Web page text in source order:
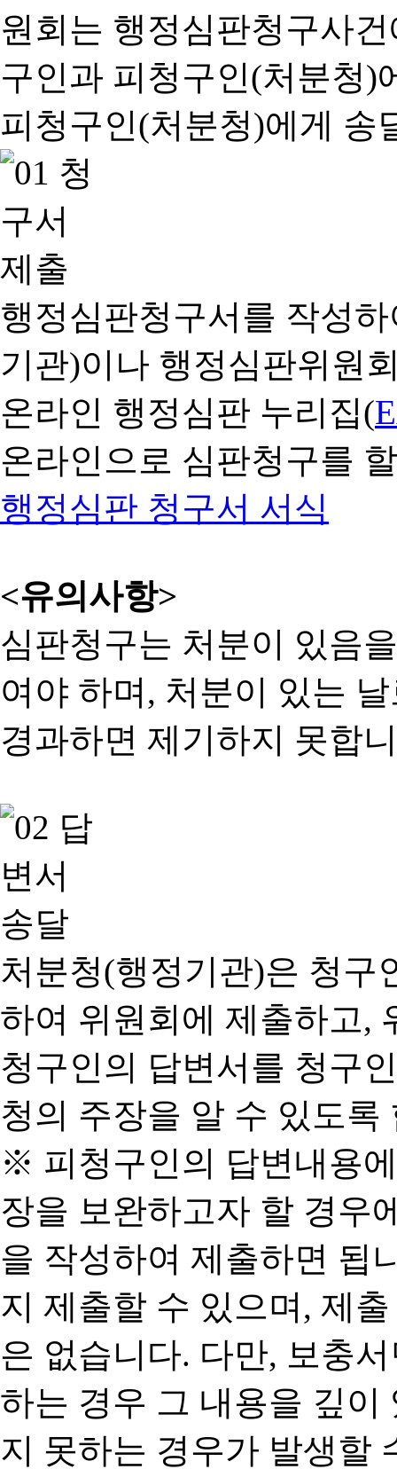
행정심판청구서를 작성
기관)이나 행정심판위원
온라인 행정심판 누리집(
온라인으로 심판청구를
행정심판 청구서 서식
<유의사항>
심판청구는 처분이 있음
여야 하며, 처분이 있는
경과하면 제기하지 못합
처분청(행정기관)은 청구
하여 위원회에 제출하고,
청구인의 답변서를 청구
청의 주장을 알 수 있도록
※ 피청구인의 답변내용
장을 보완하고자 할 경우
을 작성하여 제출하면 됩
지 제출할 수 있으며, 제
은 없습니다. 다만, 보충
하는 경우 그 내용을 깊이
지 못하는 경우가 발생할